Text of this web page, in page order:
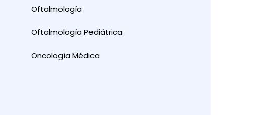
Oftalmología
Oftalmología Pediátrica
Oncología Médica